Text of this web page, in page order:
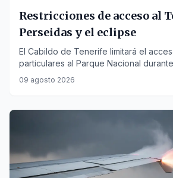
Restricciones de acceso al
Perseidas y el eclipse
El Cabildo de Tenerife limitará el
particulares al Parque Nacional
noches del 12 y 13 de agosto para
09 agosto 2026